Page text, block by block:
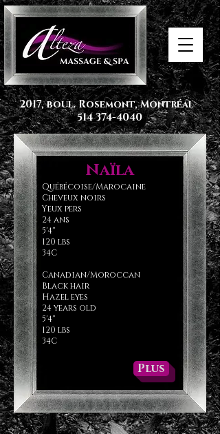
514 374-4040
2017, boul. Rosemont, Montréal
Naïla
Québécoise/Marocaine
Cheveux noirs
Yeux pers
24 ans
5'4''
120 lbs
34C
Canadian/Moroccan
Black hair
Hazel eyes
24 years old
5'4''
120 lbs
34C
Plus